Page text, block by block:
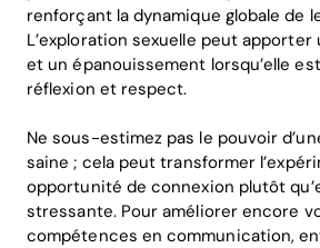
renforçant la dynamique globale de
L’exploration sexuelle peut
et un épanouissement lorsqu’elle
réflexion et respect.
Ne sous-estimez pas le pouvoir
saine ; cela peut transformer
opportunité de connexion plutôt
stressante. Pour améliorer encore
compétences en communication,